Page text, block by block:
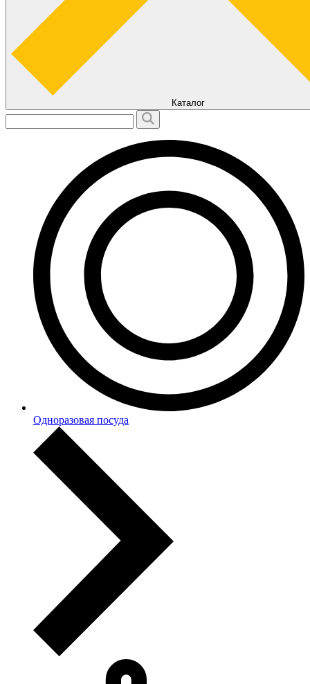
Каталог
Одноразовая посуда